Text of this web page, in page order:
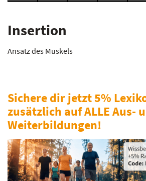
Insertion
Ansatz des Muskels
Sichere dir jetzt 5%
zusätzlich auf ALLE Aus-
Weiterbildungen!